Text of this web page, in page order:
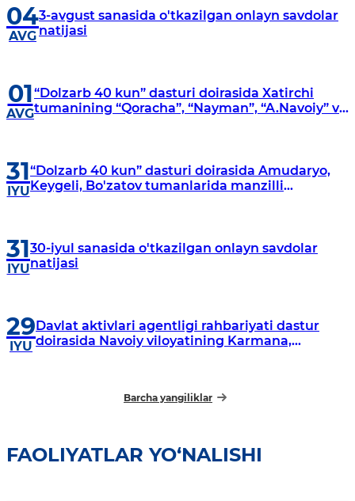
04
AVG
3-avgust sanasida o'tkazilgan onlayn savdolar
natijasi
01
AVG
“Dolzarb 40 kun” dasturi doirasida Xatirchi
tumanining “Qoracha”, “Nayman”, “A.Navoiy” va
31
IYU
“Dolzarb 40 kun” dasturi doirasida Amudaryo,
Keygeli, Bo'zatov tumanlarida manzilli
31
IYU
30-iyul sanasida o'tkazilgan onlayn savdolar
natijasi
29
IYU
Davlat aktivlari agentligi rahbariyati dastur
doirasida Navoiy viloyatining Karmana,
Barcha yangiliklar
FAOLIYATLAR YO‘NALISHI